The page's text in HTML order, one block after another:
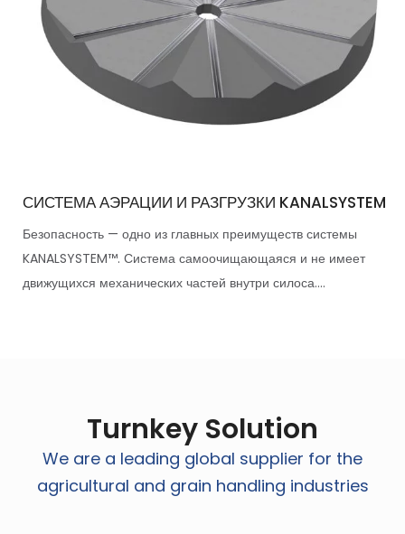
СИСТЕМА АЭРАЦИИ И РАЗГРУЗКИ KANALSYSTEM
Безопасность — одно из главных преимуществ системы
KANALSYSTEM™. Система самоочищающаяся и не имеет
движущихся механических частей внутри силоса....
Turnkey Solution
We are a leading global supplier for the
agricultural and grain handling industries